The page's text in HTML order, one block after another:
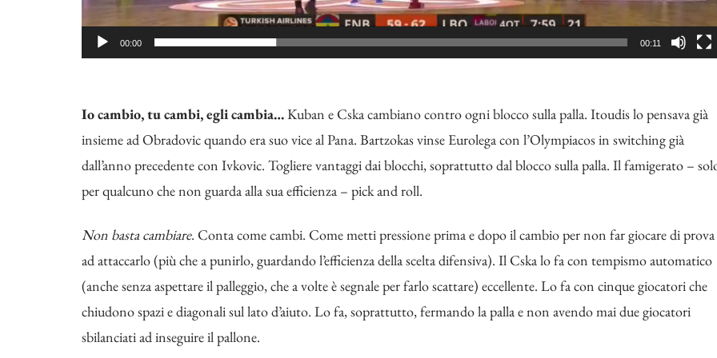
00:00 00:11
Io cambio, tu cambi, egli cambia…Kuban e Cska cambiano contro ogni blocco sulla palla. Itoudis lo pensava già
insieme ad Obradovic quando era suo vice al Pana. Bartzokas vinse Eurolega con l’Olympiacos in switching già
dall’anno precedente con Ivkovic. Togliere vantaggi dai blocchi, soprattutto dal blocco sulla palla. Il famigerato –
per qualcuno che non guarda alla sua efficienza – pick and roll.
Non basta cambiare. Conta come cambi. Come metti pressione prima e dopo il cambio per non far giocare di prova
ad attaccarlo (più che a punirlo, guardando l’efficienza della scelta difensiva). Il Cska lo fa con tempismo automatico
(anche senza aspettare il palleggio, che a volte è segnale per farlo scattare) eccellente. Lo fa con cinque giocatori che
chiudono spazi e diagonali sul lato d’aiuto. Lo fa, soprattutto, fermando la palla e non avendo mai due giocatori
sbilanciati ad inseguire il pallone.